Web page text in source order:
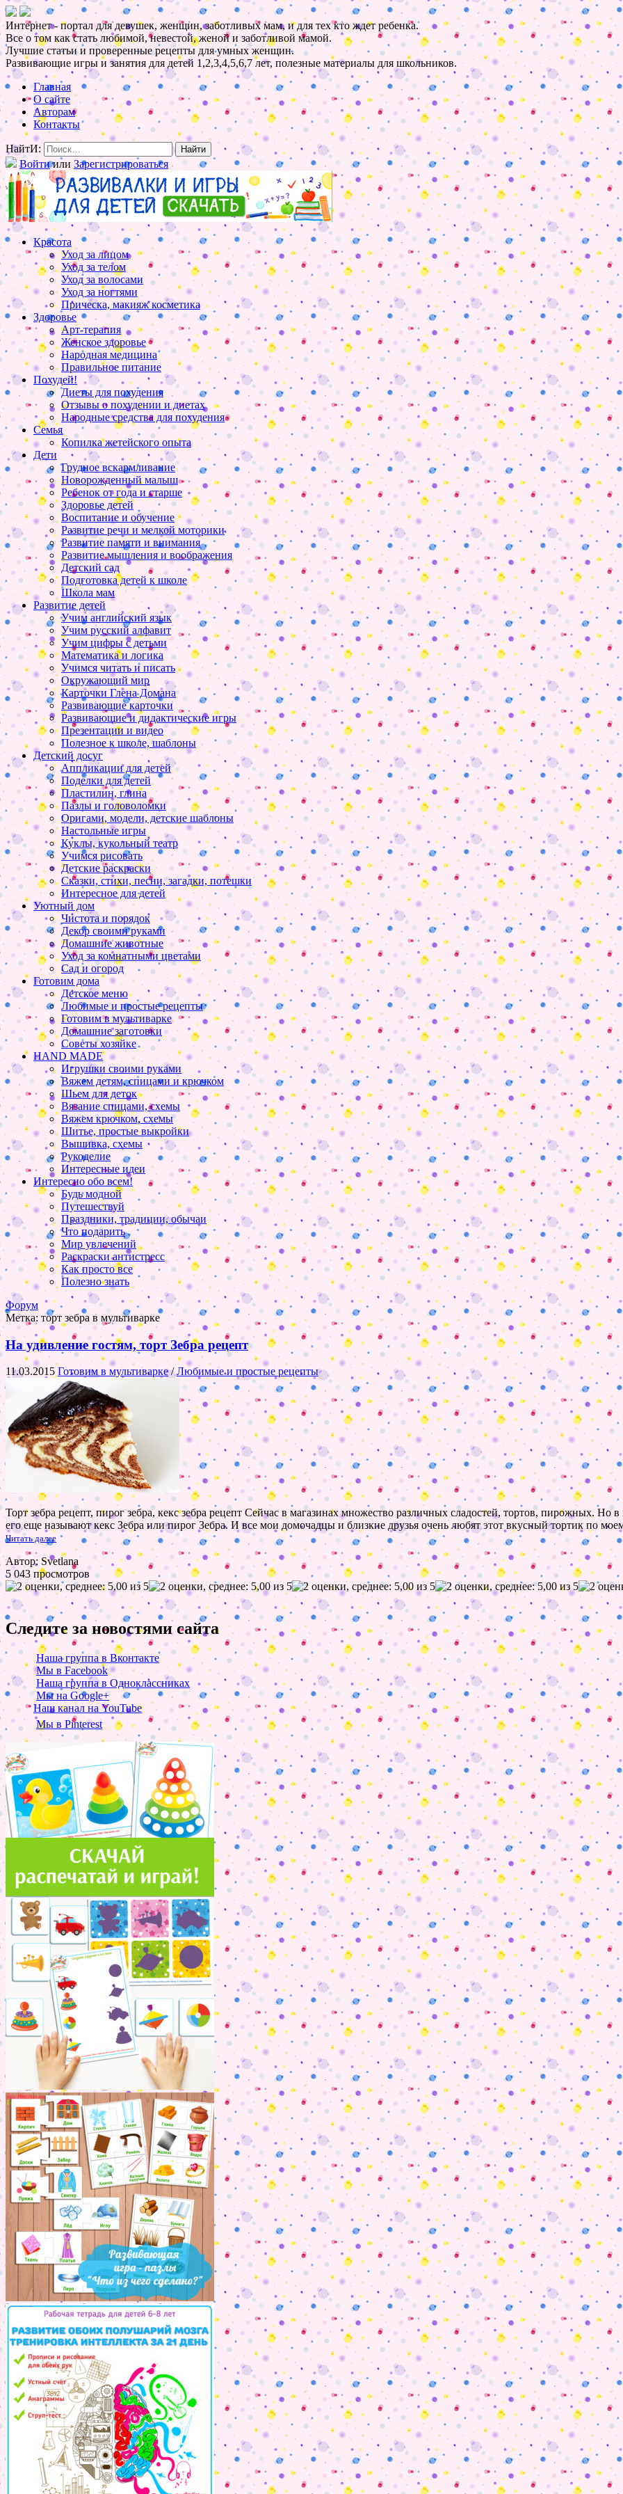
Интернет - портал для девушек, женщин, заботливых мам, и для тех кто ждет ребенка.
Все о том как стать любимой, невестой, женой и заботливой мамой.
Лучшие статьи и проверенные рецепты для умных женщин.
Развивающие игры и занятия для детей 1,2,3,4,5,6,7 лет, полезные материалы для школьников.
Главная
О сайте
Авторам
Контакты
НайтИ:
Войтиили Зарегистрироваться
Красота
Уход за лицом
Уход за телом
Уход за волосами
Уход за ногтями
Прическа, макияж косметика
Здоровье
Арт-терапия
Женское здоровье
Народная медицина
Правильное питание
Похудей!
Диеты для похудения
Отзывы о похудении и диетах
Народные средства для похудения
Семья
Копилка жетейского опыта
Дети
Грудное вскармливание
Новорожденный малыш
Ребенок от года и старше
Здоровье детей
Воспитание и обучение
Развитие речи и мелкой моторики
Развитие памяти и внимания
Развитие мышления и воображения
Детский сад
Подготовка детей к школе
Школа мам
Развитие детей
Учим английский язык
Учим русский алфавит
Учим цифры с детьми
Математика и логика
Учимся читать и писать
Окружающий мир
Карточки Глена Домана
Развивающие карточки
Развивающие и дидактические игры
Презентации и видео
Полезное к школе, шаблоны
Детский досуг
Аппликации для детей
Поделки для детей
Пластилин, глина
Пазлы и головоломки
Оригами, модели, детские шаблоны
Настольные игры
Куклы, кукольный театр
Учимся рисовать
Детские раскраски
Сказки, стихи, песни, загадки, потешки
Интересное для детей
Уютный дом
Чистота и порядок
Декор своими руками
Домашние животные
Уход за комнатными цветами
Сад и огород
Готовим дома
Детское меню
Любимые и простые рецепты
Готовим в мультиварке
Домашние заготовки
Советы хозяйке
HAND MADE
Игрушки своими руками
Вяжем детям, спицами и крючком
Шьем для деток
Вязание спицами, схемы
Вяжем крючком, схемы
Шитье, простые выкройки
Вышивка, схемы
Рукоделие
Интересные идеи
Интересно обо всем!
Будь модной
Путешествуй
Праздники, традиции, обычаи
Что подарить
Мир увлечений
Раскраски антистресс
Как просто все
Полезно знать
Форум
Метка: торт зебра в мультиварке
На удивление гостям, торт Зебра рецепт
11.03.2015 Готовим в мультиварке/Любимые и простые рецепты
Торт зебра рецепт, пирог зебра, кекс зебра рецепт Сейчас в магазинах множество различных сладостей, тортов, пирожных. Но
его еще называют кекс Зебра или пирог Зебра. И все мои домочадцы и близкие друзья очень любят этот вкусный тортик по
Читать далее
Автор: Svetlana
5 043 просмотров
Следите за новостями сайта
Наша группа в Вконтакте
Мы в Facebook
Наша группа в Одноклассниках
Мы на Google+
Наш канал на YouTube
Мы в Pinterest